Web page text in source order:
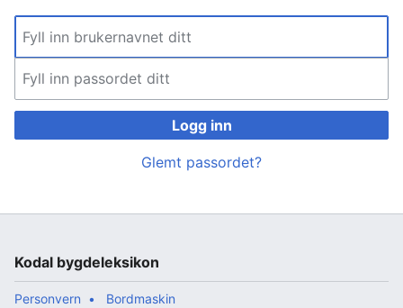
Logg inn
Glemt passordet?
Kodal bygdeleksikon
Personvern Bordmaskin